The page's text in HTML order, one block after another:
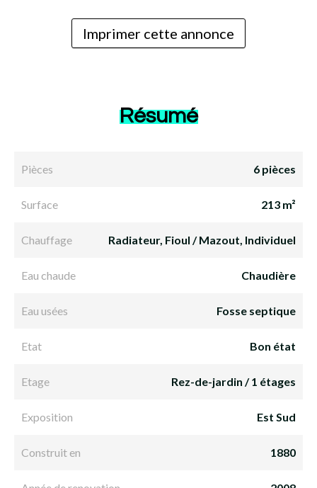
Imprimer cette annonce
Résumé
Pièces 6 pièces
Surface 213 m²
Chauffage Radiateur, Fioul / Mazout, Individuel
Eau chaude Chaudière
Eau usées Fosse septique
Etat Bon état
Etage Rez-de-jardin / 1 étages
Exposition Est Sud
Construit en 1880